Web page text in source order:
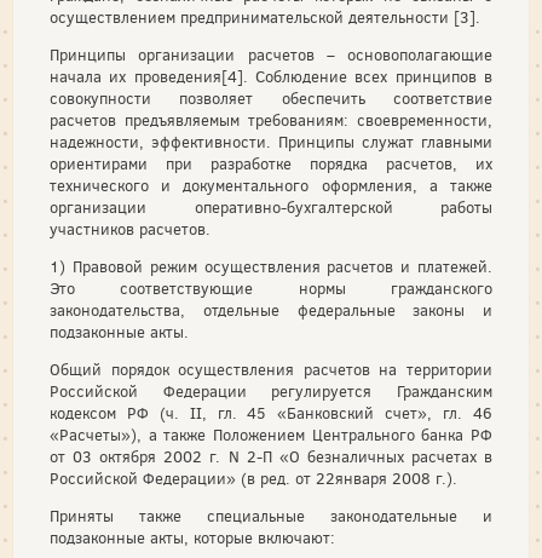
осуществлением предпринимательской деятельности [3].
Принципы организации расчетов – основополагающие
начала их проведения[4]. Соблюдение всех принципов в
совокупности позволяет обеспечить соответствие
расчетов предъявляемым требованиям: своевременности,
надежности, эффективности. Принципы служат главными
ориентирами при разработке порядка расчетов, их
технического и документального оформления, а также
организации оперативно-бухгалтерской работы
участников расчетов.
1) Правовой режим осуществления расчетов и платежей.
Это соответствующие нормы гражданского
законодательства, отдельные федеральные законы и
подзаконные акты.
Общий порядок осуществления расчетов на территории
Российской Федерации регулируется Гражданским
кодексом РФ (ч. II, гл. 45 «Банковский счет», гл. 46
«Расчеты»), а также Положением Центрального банка РФ
от 03 октября 2002 г. N 2-П «О безналичных расчетах в
Российской Федерации» (в ред. от 22января 2008 г.).
Приняты также специальные законодательные и
подзаконные акты, которые включают: